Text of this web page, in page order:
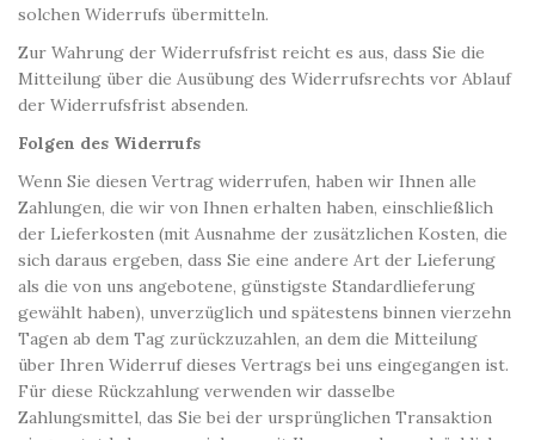
solchen Widerrufs übermitteln.
Zur Wahrung der Widerrufsfrist reicht es aus, dass Sie die
Mitteilung über die Ausübung des Widerrufsrechts vor Ablauf
der Widerrufsfrist absenden.
Folgen des Widerrufs
Wenn Sie diesen Vertrag widerrufen, haben wir Ihnen alle
Zahlungen, die wir von Ihnen erhalten haben, einschließlich
der Lieferkosten (mit Ausnahme der zusätzlichen Kosten, die
sich daraus ergeben, dass Sie eine andere Art der Lieferung
als die von uns angebotene, günstigste Standardlieferung
gewählt haben), unverzüglich und spätestens binnen vierzehn
Tagen ab dem Tag zurückzuzahlen, an dem die Mitteilung
über Ihren Widerruf dieses Vertrags bei uns eingegangen ist.
Für diese Rückzahlung verwenden wir dasselbe
Zahlungsmittel, das Sie bei der ursprünglichen Transaktion